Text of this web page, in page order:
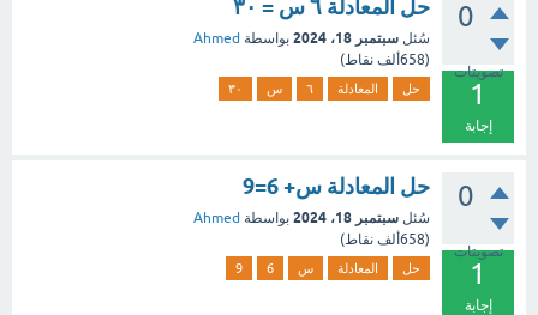
0
تصويتات
1
إجابة
حل المعادلة ٦ س = ٣٠
سُئل سبتمبر 18، 2024 بواسطة Ahmed
(658ألف نقاط)
حل المعادلة ٦ س ٣٠
0
تصويتات
1
إجابة
حل المعادلة س+ 6=9
سُئل سبتمبر 18، 2024 بواسطة Ahmed
(658ألف نقاط)
حل المعادلة س 6
9